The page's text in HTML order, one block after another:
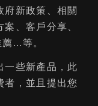
府新政策、相關
、客戶分享、
…等。
一些新產品，此
者，並且提出您